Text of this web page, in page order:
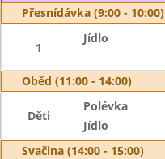
Přesnídávka (9:00 - 10:00)
1
Jídlo
Oběd (11:00 - 14:00)
Děti
Polévka
Jídlo
Svačina (14:00 - 15:00)